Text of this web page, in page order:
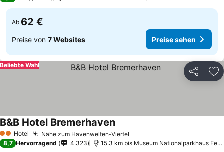
Ab 62 €
Preise von 7 Websites Preise sehen
Teilen
Beliebte Wahl
2 Sterne
Hotel Nähe zum Havenwelten-Viertel
B&B Hotel BremerhavenPreise sehen
8,7 Hervorragend 4.323 15.3 km bis Museum Nationalparkhaus